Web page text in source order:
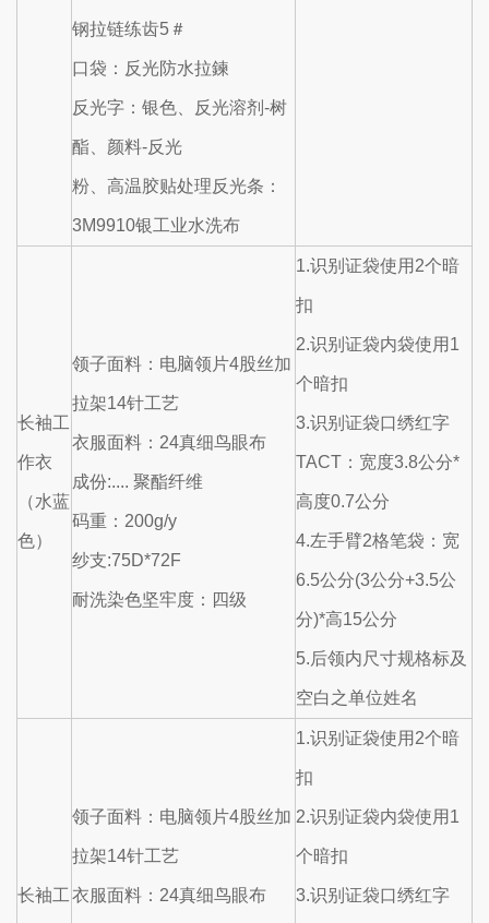
钢拉链练齿5＃
口袋：反光防水拉鍊
反光字：银色、反光溶剂-树
酯、颜料-反光
粉、高温胶贴处理反光条：
3M9910银工业水洗布
长袖工
作衣
（水蓝
色）
领子面料：电脑领片4股丝加
拉架14针工艺
衣服面料：24真细鸟眼布
成份:.... 聚酯纤维
码重：200g/y
纱支:75D*72F
耐洗染色坚牢度：四级
1.识别证袋使用2个暗
扣
2.识别证袋内袋使用1
个暗扣
3.识别证袋口绣红字
TACT：宽度3.8公分*
高度0.7公分
4.左手臂2格笔袋：宽
6.5公分(3公分+3.5公
分)*高15公分
5.后领内尺寸规格标及
空白之单位姓名
长袖工
领子面料：电脑领片4股丝加
拉架14针工艺
衣服面料：24真细鸟眼布
1.识别证袋使用2个暗
扣
2.识别证袋内袋使用1
个暗扣
3.识别证袋口绣红字